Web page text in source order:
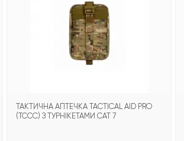
ТАКТИЧНА АПТЕЧКА TACTICAL AID PRO
(TCCC) З ТУРНІКЕТАМИ CAT 7